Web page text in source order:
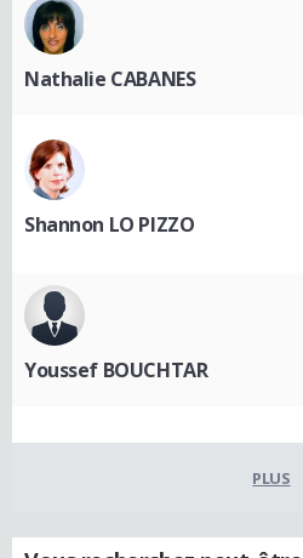
Nathalie CABANES
Shannon LO PIZZO
Youssef BOUCHTAR
PLUS